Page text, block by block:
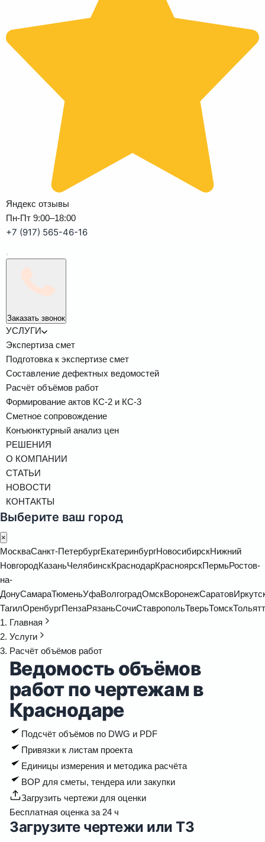
Яндекс отзывы
Пн-Пт 9:00–18:00
+7 (917) 565-46-16
Заказать звонок
УСЛУГИ
Экспертиза смет
Подготовка к экспертизе смет
Составление дефектных ведомостей
Расчёт объёмов работ
Формирование актов КС-2 и КС-3
Сметное сопровождение
Конъюнктурный анализ цен
РЕШЕНИЯ
О КОМПАНИИ
СТАТЬИ
НОВОСТИ
КОНТАКТЫ
Выберите ваш город
×
МоскваСанкт-ПетербургЕкатеринбургНовосибирскНижний
НовгородКазаньЧелябинскКраснодарКрасноярскПермьРостов-
на-
ДонуСамараТюменьУфаВолгоградОмскВоронежСаратов
ТагилОренбургПензаРязаньСочиСтавропольТверьТомск
Главная
Услуги
Расчёт объёмов работ
Ведомость объёмов
работ по чертежам в
Краснодаре
Подсчёт объёмов по DWG и PDF
Привязки к листам проекта
Единицы измерения и методика расчёта
ВОР для сметы, тендера или закупки
Загрузить чертежи для оценки
Бесплатная оценка за 24 ч
Загрузите чертежи или ТЗ